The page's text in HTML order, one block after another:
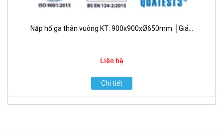
Nắp hố ga thân vuông KT: 900x900xØ650mm │Giá...
Liên hệ
Chi tiết